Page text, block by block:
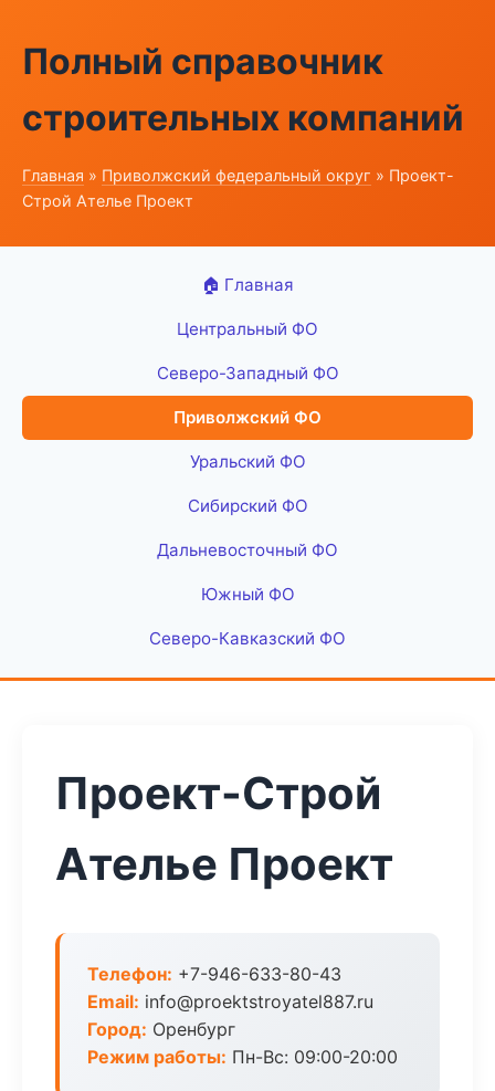
Полный справочник
строительных компаний
Главная » Приволжский федеральный округ » Проект-
Строй Ателье Проект
🏠 Главная
Центральный ФО
Северо-Западный ФО
Приволжский ФО
Уральский ФО
Сибирский ФО
Дальневосточный ФО
Южный ФО
Северо-Кавказский ФО
Проект-Строй
Ателье Проект
Телефон: +7-946-633-80-43
Email: info@proektstroyatel887.ru
Город: Оренбург
Режим работы: Пн-Вс: 09:00-20:00